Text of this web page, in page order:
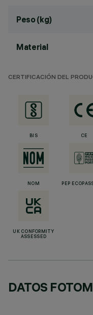
Peso (kg)
Material
CERTIFICACIÓN DEL
BIS CE
NOM PEP
UK CONFORMITY
ASSESSED
DATOS